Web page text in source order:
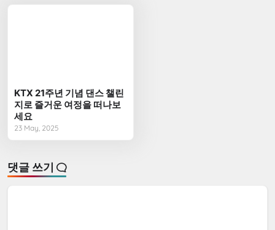
KTX 21주년 기념 댄스 챌린
지로 즐거운 여정을 떠나보
세요
23 May, 2025
댓글 쓰기